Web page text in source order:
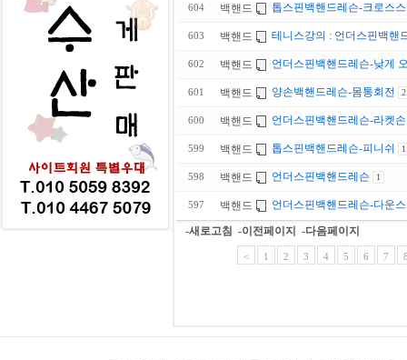
604 백핸드 톱스핀백핸드레슨-크로스
603 백핸드 테니스강의 : 언더스핀백핸
602 백핸드 언더스핀백핸드레슨-낮게
601 백핸드 양손백핸드레슨-몸통회전 2
600 백핸드 언더스핀백핸드레슨-라켓
599 백핸드 톱스핀백핸드레슨-피니쉬 1
598 백핸드 언더스핀백핸드레슨 1
597 백핸드 언더스핀백핸드레슨-다운
-새로고침 -이전페이지 -다음페이지
< 1 2 3 4 5 6 7